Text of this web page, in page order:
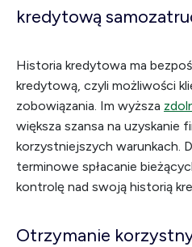
kredytową
Historia kredytowa ma
kredytową, czyli możliwości
zobowiązania. Im wyższa
większa szansa na uzyskanie
korzystniejszych warunkach.
terminowe spłacanie
kontrolę nad swoją historią
Otrzymanie